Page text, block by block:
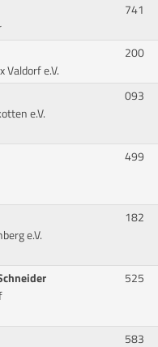
741
Valdorf e.V.
200
e.V.
093
499
e.V.
182
525
583